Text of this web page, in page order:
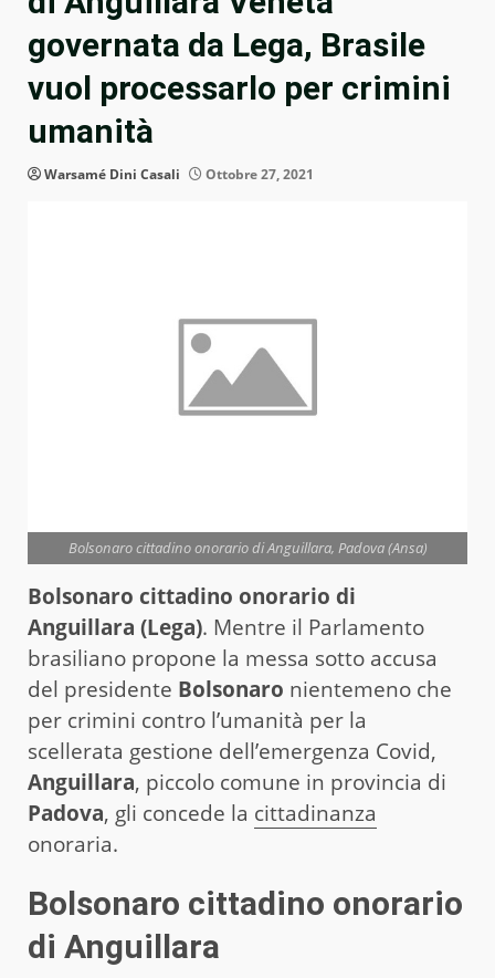
governata da Lega, Brasile
vuol processarlo per crimini
umanità
Warsamé Dini Casali Ottobre 27, 2021
Bolsonaro cittadino onorario di Anguillara, Padova (Ansa)
Bolsonaro cittadino onorario di
Anguillara (Lega). Mentre il Parlamento
brasiliano propone la messa sotto accusa
del presidente Bolsonaro nientemeno che
per crimini contro l’umanità per la
scellerata gestione dell’emergenza Covid,
Anguillara, piccolo comune in provincia di
Padova, gli concede la cittadinanza
onoraria.
Bolsonaro cittadino onorario
di Anguillara